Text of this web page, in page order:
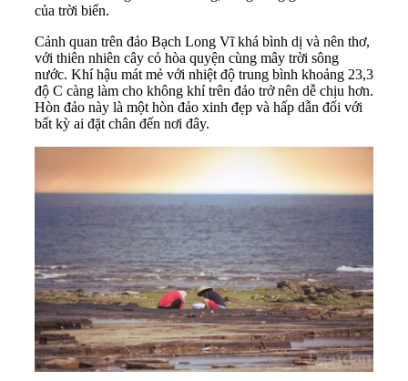
của trời biển.
Cảnh quan trên đảo Bạch Long Vĩ khá bình dị và nên thơ,
với thiên nhiên cây cỏ hòa quyện cùng mây trời sông
nước. Khí hậu mát mẻ với nhiệt độ trung bình khoảng 23,3
độ C càng làm cho không khí trên đảo trở nên dễ chịu hơn.
Hòn đảo này là một hòn đảo xinh đẹp và hấp dẫn đối với
bất kỳ ai đặt chân đến nơi đây.